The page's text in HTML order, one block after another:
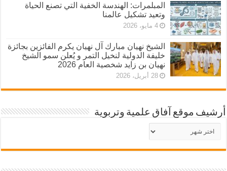
المبلمرات: الهندسة الخفية التي تصنع الحياة
وتعيد تشكيل عالمنا
4 مايو، 2026
الشيخ نهيان مبارك آل نهيان يكرم الفائزين بجائزة
خليفة الدولية لنخيل التمر و يُعلن سمو الشيخ
نهيان بن زايد شخصية العام 2026
28 أبريل، 2026
أرشيف موقع آفاق علمية وتربوية
أرشيف
موقع